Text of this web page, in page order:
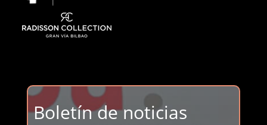
Boletín de noticias